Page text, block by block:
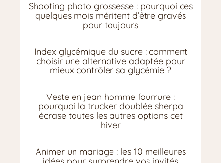
Shooting photo grossesse : pourquoi ces
quelques mois méritent d’être gravés
pour toujours
Index glycémique du sucre : comment
choisir une alternative adaptée pour
mieux contrôler sa glycémie ?
Veste en jean homme fourrure :
pourquoi la trucker doublée sherpa
écrase toutes les autres options cet
hiver
Animer un mariage : les 10 meilleures